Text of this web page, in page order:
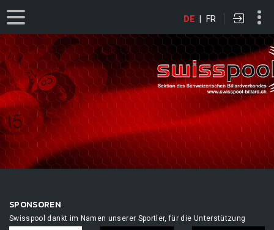
DE | FR
SPONSOREN
Swisspool dankt im Namen unserer Sportler, für die Unterstützung